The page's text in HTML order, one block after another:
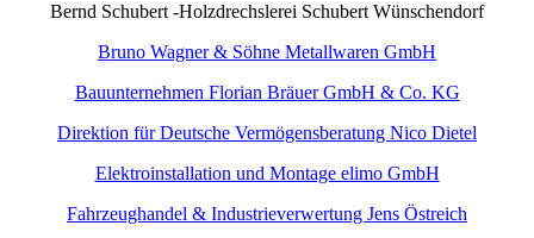
Bernd Schubert -Holzdrechslerei Schubert Wünschendorf
Bruno Wagner & Söhne Metallwaren GmbH
Bauunternehmen Florian Bräuer GmbH & Co. KG
Direktion für Deutsche Vermögensberatung Nico Dietel
Elektroinstallation und Montage elimo GmbH
Fahrzeughandel & Industrieverwertung Jens Östreich